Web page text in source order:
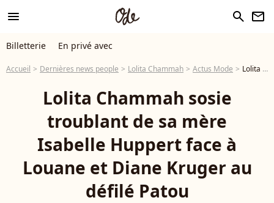
menu search newsletter
Billetterie En privé avec
Accueil Dernières news people Lolita Chammah Actus Mode Lolita Chammah sosie troublant de sa mère Isabelle Huppert face à Louane et Diane Kruger au défilé Patou
Lolita Chammah sosie
troublant de sa mère
Isabelle Huppert face à
Louane et Diane Kruger au
défilé Patou